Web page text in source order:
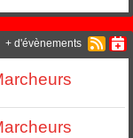
+ d'évènements